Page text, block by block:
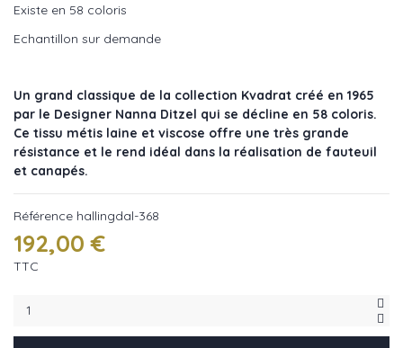
Existe en 58 coloris
Echantillon sur demande
Un grand classique de la collection Kvadrat créé en 1965
par le Designer Nanna Ditzel qui se décline en 58 coloris.
Ce tissu métis laine et viscose offre une très grande
résistance et le rend idéal dans la réalisation de fauteuil
et canapés.
Référence hallingdal-368
192,00 €
TTC